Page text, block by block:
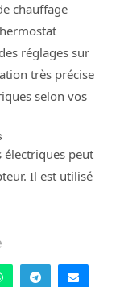
chauffage
réglages sur
très précise
selon vos
électriques peut
Il est utilisé